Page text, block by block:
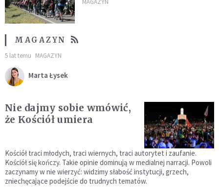
MAGAZYN
5 lat temu MAGAZYN
Marta Łysek
Nie dajmy sobie wmówić,
że Kościół umiera
Kościół traci młodych, traci wiernych, traci autorytet i zaufanie.
Kościół się kończy. Takie opinie dominują w medialnej narracji. Powoli
zaczynamy w nie wierzyć: widzimy słabość instytucji, grzech,
zniechęcające podejście do trudnych tematów.